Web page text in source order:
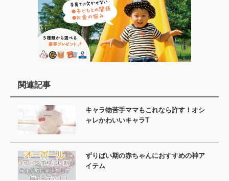
関連記事
キャラ物苦手ママもこれなら許す！オシ
ャレかわいいキャラT
ずりばい期の赤ちゃんにおすすめの神ア
イテム